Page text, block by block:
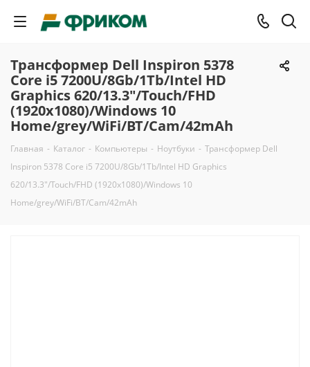
Трансформер Dell Inspiron 5378
Core i5 7200U/8Gb/1Tb/Intel HD
Graphics 620/13.3"/Touch/FHD
(1920x1080)/Windows 10
Home/grey/WiFi/BT/Cam/42mAh
Главная - Каталог - Компьютеры - Ноутбуки - Трансформер Dell
Inspiron 5378 Core i5 7200U/8Gb/1Tb/Intel HD Graphics
620/13.3"/Touch/FHD (1920x1080)/Windows 10
Home/grey/WiFi/BT/Cam/42mAh